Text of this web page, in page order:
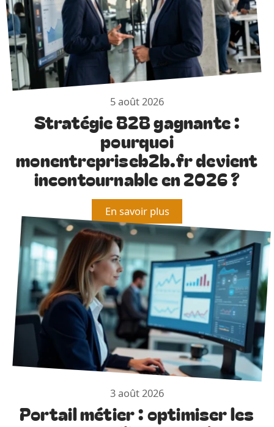
5 août 2026
Stratégie B2B gagnante :
pourquoi
monentrepriseb2b.fr devient
incontournable en 2026 ?
En savoir plus
3 août 2026
Portail métier : optimiser les